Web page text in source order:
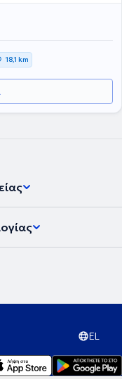
18,1 km
EL